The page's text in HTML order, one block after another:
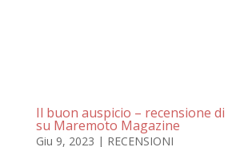
Il buon auspicio – recensione
su Maremoto Magazine
Giu 9, 2023 | RECENSIONI